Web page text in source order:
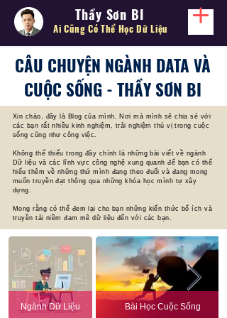
Thầy Sơn BI
Ai Cũng Có Thể Học Dữ Liệu
CÂU CHUYỆN NGÀNH DATA VÀ
CUỘC SỐNG - THẦY SƠN BI
Xin chào, đây là Blog của mình. Nơi mà mình sẽ chia sẻ với
các bạn rất nhiều kinh nghiệm, trải nghiệm thú vị trong cuộc
sống cũng như công việc.
Không thể thiếu trong đây chính là những bài viết về ngành
Dữ liệu và các lĩnh vực công nghệ xung quanh để bạn có thể
hiểu thêm về những thứ mình đang theo đuổi và đang mong
muốn truyền đạt thông qua những khóa học mình tự xây
dựng.
Mong rằng có thể đem lại cho bạn những kiến thức bổ ích và
truyền tải niềm đam mê dữ liệu đến với các bạn.
Ngành Dữ Liệu Bài Học Cuộc Sống